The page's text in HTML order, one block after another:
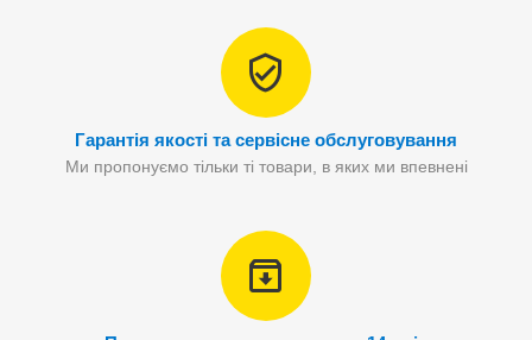
Гарантія якості та сервісне обслуговування
Ми пропонуємо тільки ті товари, в яких ми впевнені